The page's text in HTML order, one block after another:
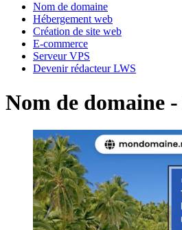
Nom de domaine
Hébergement web
Création de site web
E-commerce
Serveur VPS
Devenir rédacteur LWS
Nom de domaine -